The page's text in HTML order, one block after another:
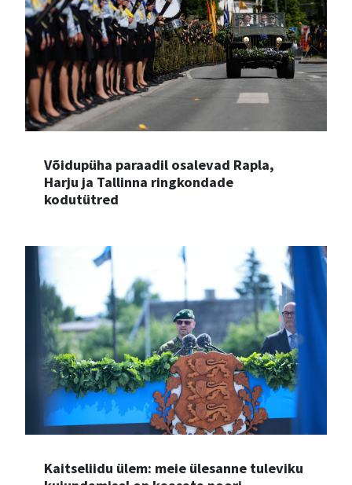
Võidupüha paraadil osalevad Rapla,
Harju ja Tallinna ringkondade
kodutütred
Kaitseliidu ülem: meie ülesanne tuleviku